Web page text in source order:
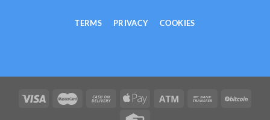
TERMS PRIVACY COOKIES